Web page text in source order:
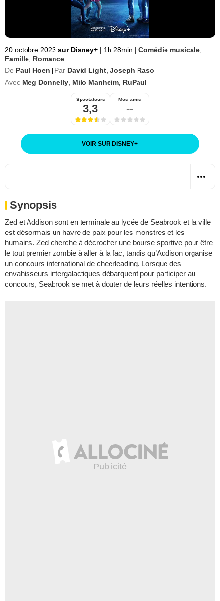
20 octobre 2023 sur Disney+ | 1h 28min | Comédie musicale
Famille Romance
De Paul Hoen Par David Light Joseph Raso
Avec Meg Donnelly Milo Manheim RuPaul
Spectateurs
3,3
Mes amis
--
VOIR SUR DISNEY+
Synopsis
Zed et Addison sont en terminale au lycée de Seabrook et la ville
est désormais un havre de paix pour les monstres et les
humains. Zed cherche à décrocher une bourse sportive pour être
le tout premier zombie à aller à la fac, tandis qu’Addison organise
un concours international de cheerleading. Lorsque des
envahisseurs intergalactiques débarquent pour participer au
concours, Seabrook se met à douter de leurs réelles intentions.